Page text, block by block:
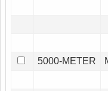
5000-METER